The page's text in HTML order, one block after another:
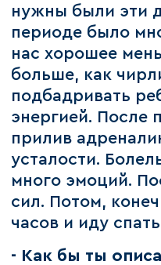
нужны были эти
периоде было
нас хорошее
больше, как
подбадривать
энергией. После
прилив
усталости.
много эмоций.
сил. Потом,
часов и иду
- Как бы ты